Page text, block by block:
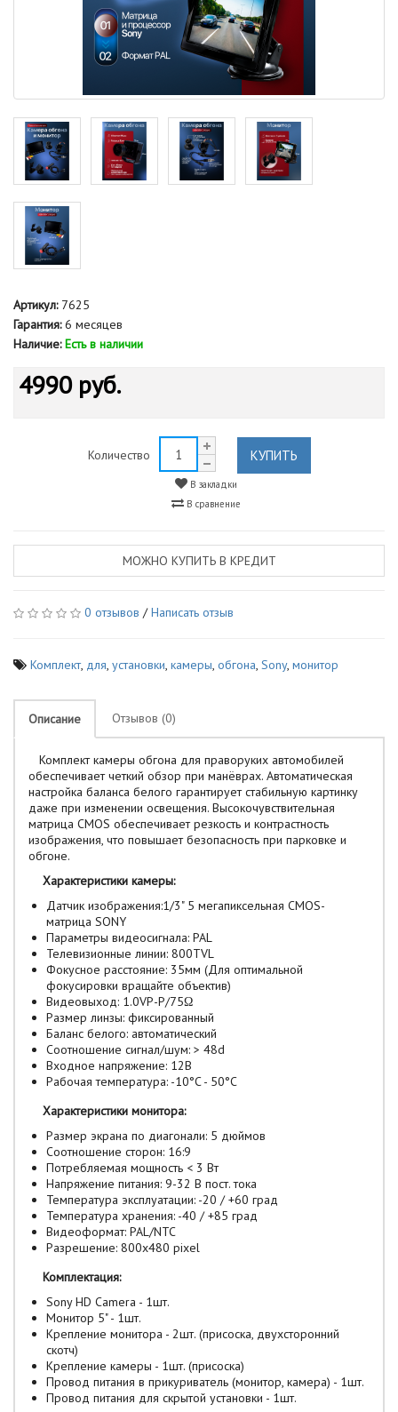
Артикул:7625
Гарантия:6 месяцев
Наличие: Есть в наличии
4990 руб.
Количество КУПИТЬ
В закладки
В сравнение
МОЖНО КУПИТЬ В КРЕДИТ
0 отзывов /Написать отзыв
Комплект, для, установки, камеры, обгона, Sony, монитор
Описание Отзывов (0)
Комплект камеры обгона для праворуких автомобилей
обеспечивает четкий обзор при манёврах. Автоматическая
настройка баланса белого гарантирует стабильную картинку
даже при изменении освещения. Высокочувствительная
матрица CMOS обеспечивает резкость и контрастность
изображения, что повышает безопасность при парковке и
обгоне.
Характеристики камеры:
Датчик изображения:1/3" 5 мегапиксельная CMOS-
матрица SONY
Параметры видеосигнала: PAL
Телевизионные линии: 800TVL
Фокусное расстояние: 35мм (Для оптимальной
фокусировки вращайте объектив)
Видеовыход: 1.0VP-P/75Ω
Размер линзы: фиксированный
Баланс белого: автоматический
Соотношение сигнал/шум: > 48d
Входное напряжение: 12В
Рабочая температура: -10°C - 50°C
Характеристики монитора:
Размер экрана по диагонали: 5 дюймов
Соотношение сторон: 16:9
Потребляемая мощность < 3 Вт
Напряжение питания: 9-32 В пост. тока
Температура эксплуатации: -20 / +60 град
Температура хранения: -40 / +85 град
Видеоформат: PAL/NTC
Разрешение: 800х480 pixel
Комплектация:
Sony HD Camera - 1шт.
Монитор 5" - 1шт.
Крепление монитора - 2шт. (присоска, двухсторонний
скотч)
Крепление камеры - 1шт. (присоска)
Провод питания в прикуриватель (монитор, камера) - 1шт.
Провод питания для скрытой установки - 1шт.